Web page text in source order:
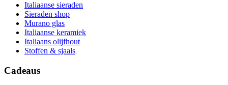
Italiaanse sieraden
Sieraden shop
Murano glas
Italiaanse keramiek
Italiaans olijfhout
Stoffen & sjaals
Cadeaus